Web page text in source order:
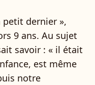
petit dernier »,
9 ans. Au sujet
savoir : « il était
est même
notre